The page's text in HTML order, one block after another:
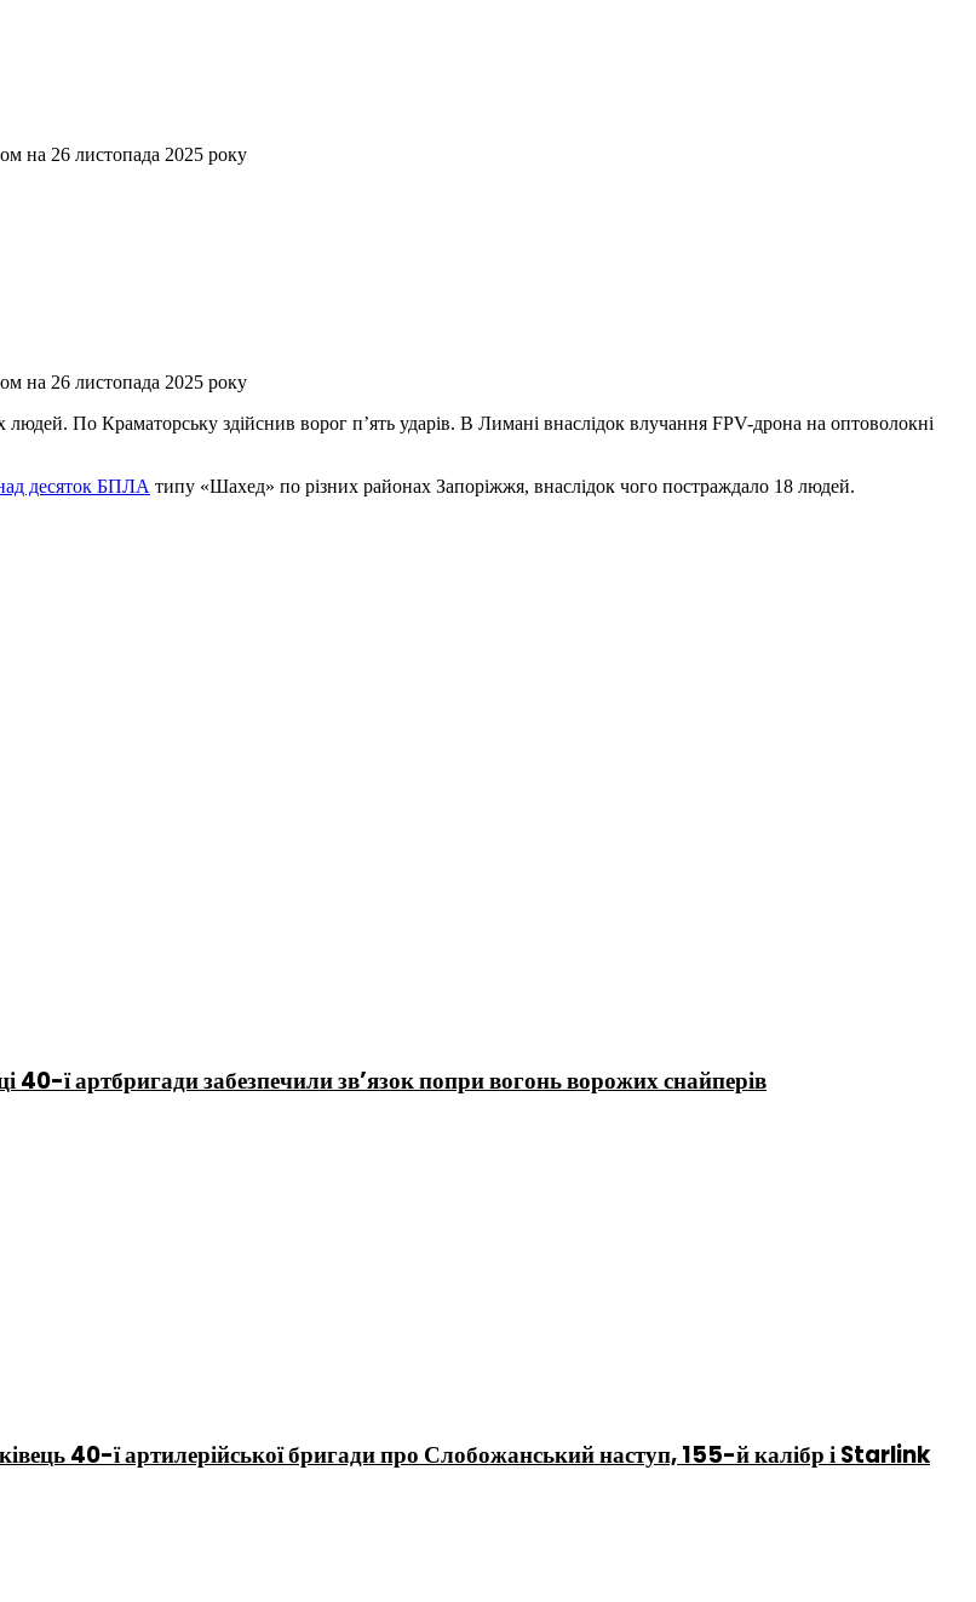
на 26 листопада 2025 року
на 26 листопада 2025 року
По Краматорську здійснив ворог п’ять ударів. В Лимані внаслідок влучання FPV-дрона на оптоволокні
десяток БПЛА типу «Шахед» по різних районах Запоріжжя, внаслідок чого постраждало 18 людей.
40-ї артбригади забезпечили зв’язок попри вогонь ворожих снайперів
40-ї артилерійської бригади про Слобожанський наступ, 155-й калібр і Starlink